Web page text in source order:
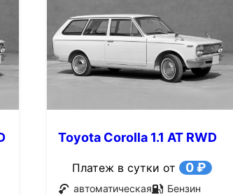
Toyota Corolla 1.1 AT RWD
Платеж в сутки от 0 ₽
автоматическая
Бензин